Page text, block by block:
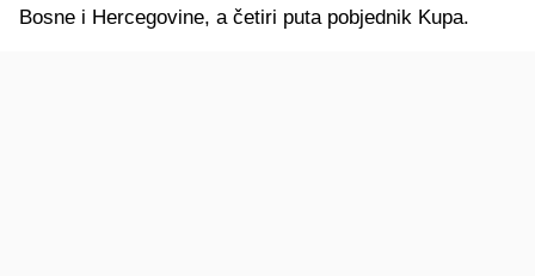
Bosne i Hercegovine, a četiri puta pobjednik Kupa.